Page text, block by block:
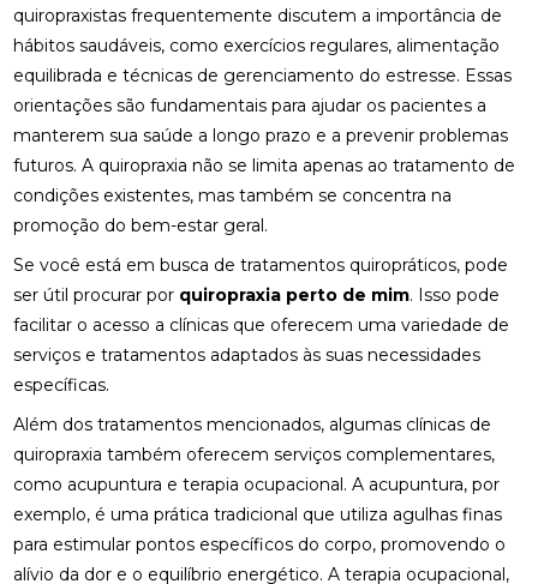
quiropraxistas frequentemente discutem a importância de
hábitos saudáveis, como exercícios regulares, alimentação
equilibrada e técnicas de gerenciamento do estresse. Essas
orientações são fundamentais para ajudar os pacientes a
manterem sua saúde a longo prazo e a prevenir problemas
futuros. A quiropraxia não se limita apenas ao tratamento de
condições existentes, mas também se concentra na
promoção do bem-estar geral.
Se você está em busca de tratamentos quiropráticos, pode
ser útil procurar por quiropraxia perto de mim. Isso pode
facilitar o acesso a clínicas que oferecem uma variedade de
serviços e tratamentos adaptados às suas necessidades
específicas.
Além dos tratamentos mencionados, algumas clínicas de
quiropraxia também oferecem serviços complementares,
como acupuntura e terapia ocupacional. A acupuntura, por
exemplo, é uma prática tradicional que utiliza agulhas finas
para estimular pontos específicos do corpo, promovendo o
alívio da dor e o equilíbrio energético. A terapia ocupacional,
FISIOTERAPIA NA LABIRINTITE: COMO O
TRATAMENTO PODE MELHORAR SEU EQUILÍBRIO E
QUALIDADE DE VIDA
FISIOTERAPIA NA LABIRINTITE: DICAS PARA ALIVIAR
SINTOMAS
FISIOTERAPIA NA REABILITAÇÃO VESTIBULAR: A
SOLUÇÃO PARA DORES DE CABEÇA E EQUILÍBRIO
ABORDAGEM EFICAZ PARA O TRATAMENTO
FISIOTERAPIA NA REABILITAÇÃO VESTIBULAR
SEUS BENEFÍCIOS
FISIOTERAPIA NA REABILITAÇÃO VESTIBULAR
MELHORA O EQUILÍBRIO E A QUALIDADE DE VIDA
FISIOTERAPIA NO PÉ MELHORA SUA MOBILIDADE E
CONFORTO